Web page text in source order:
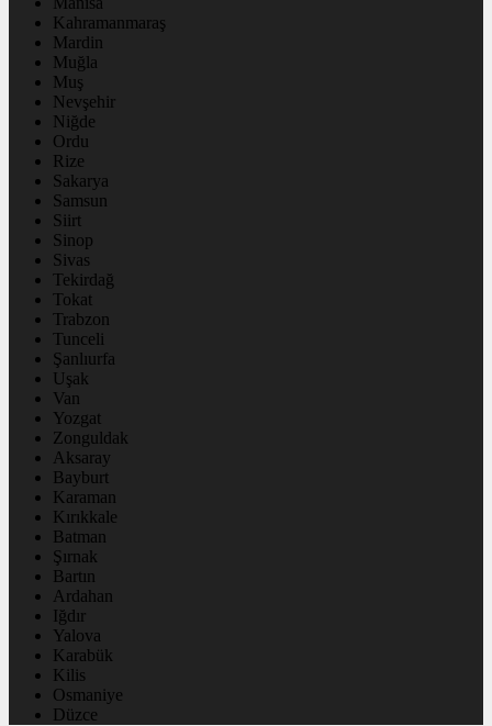
Kahramanmaraş
Mardin
Muğla
Muş
Nevşehir
Niğde
Ordu
Rize
Sakarya
Samsun
Siirt
Sinop
Sivas
Tekirdağ
Tokat
Trabzon
Tunceli
Şanlıurfa
Uşak
Van
Yozgat
Zonguldak
Aksaray
Bayburt
Karaman
Kırıkkale
Batman
Şırnak
Bartın
Ardahan
Iğdır
Yalova
Karabük
Kilis
Osmaniye
Düzce